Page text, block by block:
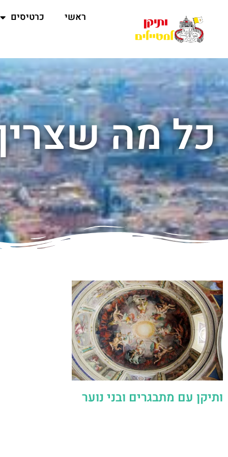
ראשי כרטיסים
כל מה
ותיקן עם מתבגרים ובני נוער